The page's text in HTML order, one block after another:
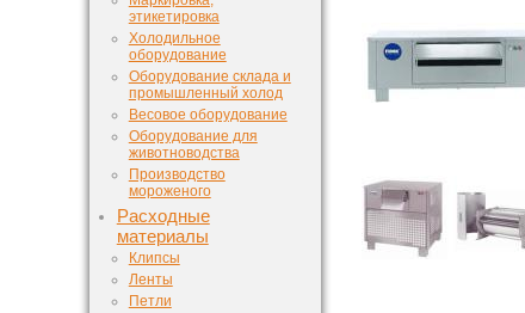
этикетировка
Холодильное
оборудование
Оборудование склада и
промышленный холод
Весовое оборудование
Оборудование для
животноводства
Производство
мороженого
Расходные
материалы
Клипсы
Ленты
Петли